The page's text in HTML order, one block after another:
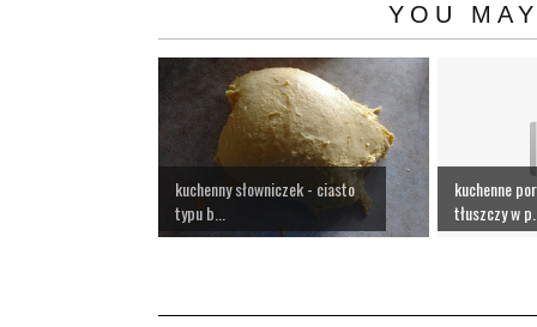
YOU
kuchenny słowniczek - ciasto
typu b...
kuchenne
tłuszczy w